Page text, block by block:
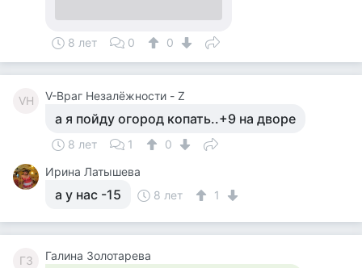
8 лет 0 0
VН V-Враг Незалёжности - Z
а я пойду огород копать..+9 на дворе
8 лет 1
0
Ирина Латышева
а у нас -15 8 лет 1
ГЗ Галина Золотарева